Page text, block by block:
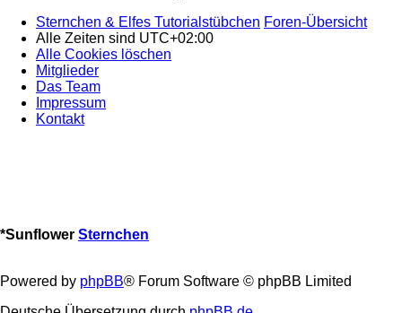
Sternchen & Elfes Tutorialstübchen Foren-Übersicht
Alle Zeiten sind UTC+02:00
Alle Cookies löschen
Mitglieder
Das Team
Impressum
Kontakt
*Sunflower Sternchen
Powered by phpBB® Forum Software © phpBB Limited